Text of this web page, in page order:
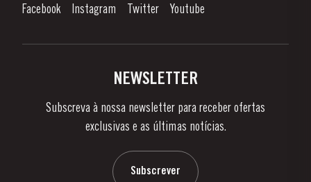
Política de Privacidade
Links
Como Apreciar
Notícias e Eventos
Facebook Instagram Twitter Youtube
NEWSLETTER
Subscreva à nossa newsletter para receber ofertas
exclusivas e as últimas notícias.
Subscrever